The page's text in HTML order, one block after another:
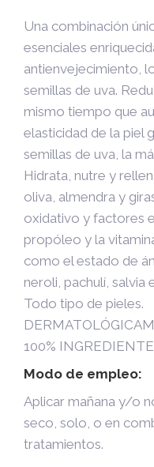
Una combinación
esenciales
antienvejecimiento,
semillas de uva.
mismo tiempo que
elasticidad de la piel
semillas de uva, la
Hidrata, nutre y
oliva, almendra y
oxidativo y factores
propóleo y la
como el estado de
neroli, pachulí, salvia
Todo tipo de pieles.
100%
Modo de empleo:
Aplicar mañana y/o
seco, solo, o en
tratamientos.